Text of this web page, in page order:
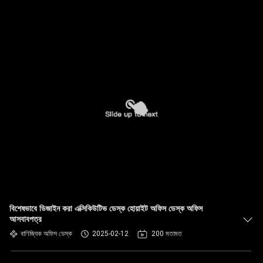
বিশেষভাবে ডিজাইন করা এক্সিকিউটিভ ডেস্ক হোয়াইট অফিস ডেস্ক অফিস
আসবাবপত্র
বাণিজ্যিক অফিস ডেস্ক 2025-02-12 200 মতামত